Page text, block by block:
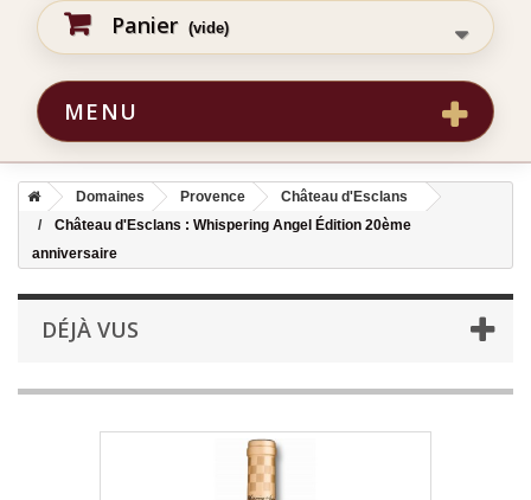
Panier (vide)
MENU
Domaines Provence
Château d'Esclans
Château d'Esclans : Whispering Angel Édition 20ème
anniversaire
DÉJÀ VUS